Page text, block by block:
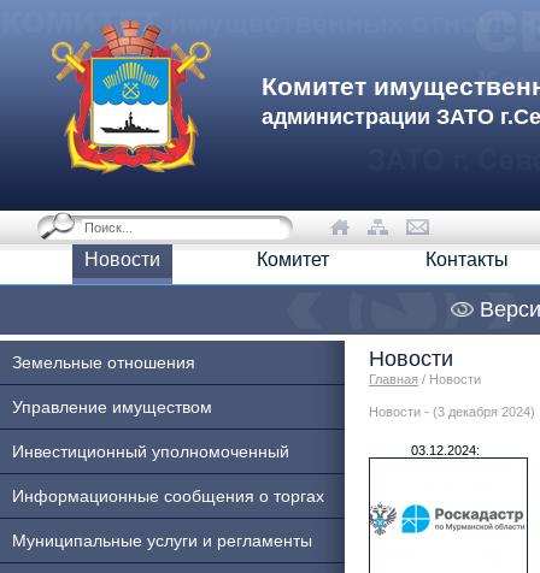
Комитет
администрации ЗАТО
Новости Комитет Контакты
Земельные отношения
Управление имуществом
Инвестиционный уполномоченный
Информационные сообщения о торгах
Муниципальные услуги и регламенты
Новости
Главная / Новости
Новости - (3 декабря 2024)
03.12.2024: